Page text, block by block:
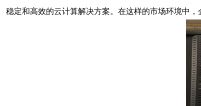
稳定和高效的云计算解决方案。在这样的市场环境中